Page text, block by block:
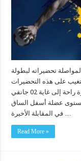
تحضيراته لبطولة
على هذه التحضيرات
كل من وائل جلوز وعصام تاج لتمكينهم من فترة راحة إلى غاية 02 جانفي
مستوى عضلة أسفل الساق
Read More »